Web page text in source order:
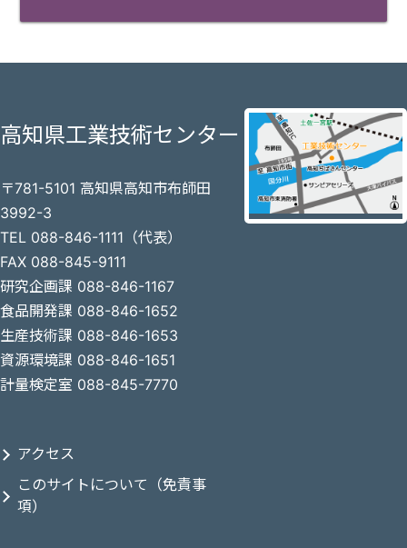
高知県工業技術センター
〒781-5101 高知県高知市布師田
3992-3
TEL 088-846-1111（代表）
FAX 088-845-9111
研究企画課 088-846-1167
食品開発課 088-846-1652
生産技術課 088-846-1653
資源環境課 088-846-1651
計量検定室 088-845-7770
アクセス
このサイトについて（免責事
項）